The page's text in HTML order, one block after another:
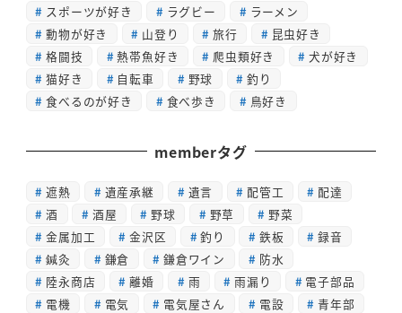
スポーツが好き
ラグビー
ラーメン
動物が好き
山登り 旅行
昆虫好き
格闘技
熱帯魚好き 爬虫類好き
犬が好き
猫好き
自転車 野球
釣り
食べるのが好き
食べ歩き 鳥好き
memberタグ
遮熱 遺産承継 遺言 配管工
配達
酒
酒屋 野球 野草
野菜
金属加工
金沢区 釣り 鉄板
録音
鍼灸
鎌倉 鎌倉ワイン
防水
陸永商店
離婚 雨 雨漏り
電子部品
電機
電気 電気屋さん 電設
青年部